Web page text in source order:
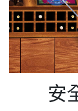
安